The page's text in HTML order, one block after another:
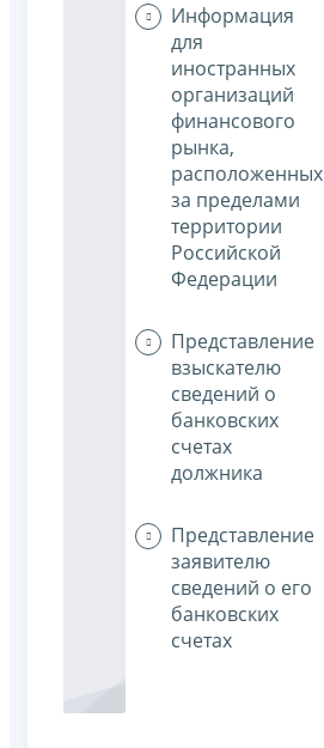
Информация
для
иностранных
организаций
финансового
рынка,
расположенных
за пределами
территории
Российской
Федерации
Представление
взыскателю
сведений о
банковских
счетах
должника
Представление
заявителю
сведений о его
банковских
счетах